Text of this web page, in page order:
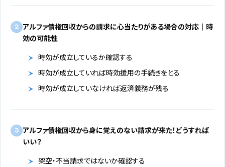
2 アルファ債権回収からの請求に心当たりがある場合の対応｜時
効の可能性
時効が成立しているか確認する
時効が成立していれば時効援用の手続きをとる
時効が成立していなければ返済義務が残る
3 アルファ債権回収から身に覚えのない請求が来た！どうすれば
いい？
架空・不当請求ではないか確認する